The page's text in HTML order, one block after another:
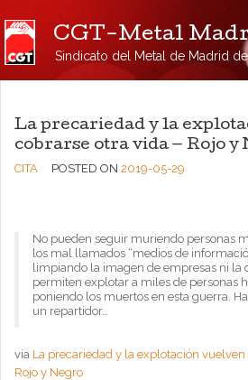
CGT-Metal
Sindicato del Metal de Madrid
La precariedad y la
cobrarse otra vida — Rojo y
CITA POSTED ON 2019-05-29
No pueden seguir muriendo personas
los mal llamados “medios de
limpiando la imagen de empresas ni la
permiten explotar a miles de personas
poniendo los muertos en esta guerra.
un repartidor…
via La precariedad y la explotación
Rojo y Negro